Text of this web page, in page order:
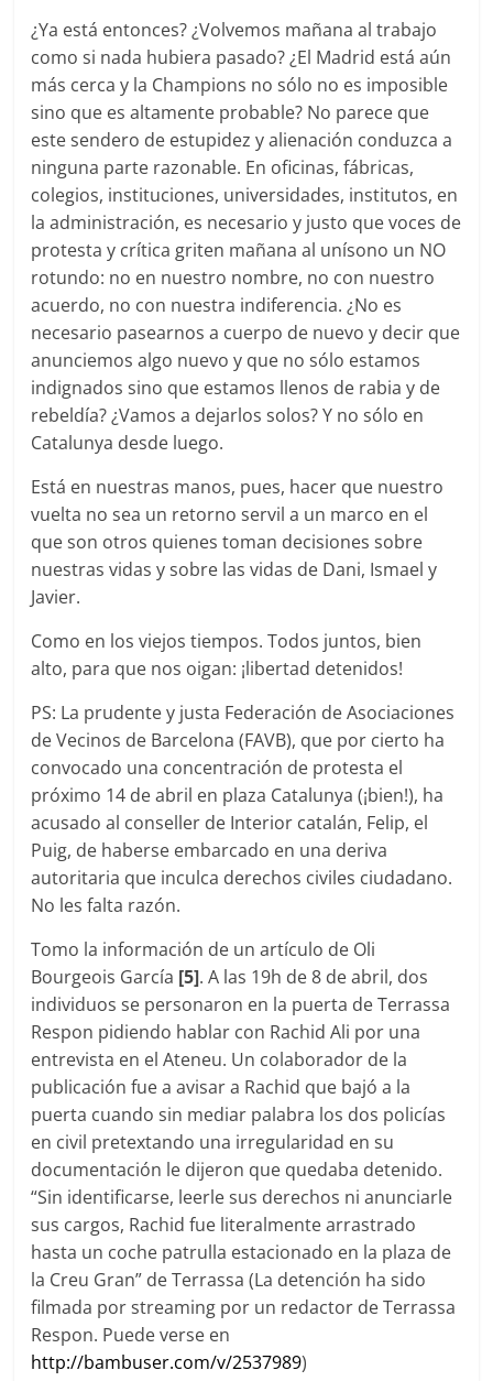
¿Ya está entonces? ¿Volvemos mañana al trabajo
como si nada hubiera pasado? ¿El Madrid está aún
más cerca y la Champions no sólo no es imposible
sino que es altamente probable? No parece que
este sendero de estupidez y alienación conduzca a
ninguna parte razonable. En oficinas, fábricas,
colegios, instituciones, universidades, institutos, en
la administración, es necesario y justo que voces de
protesta y crítica griten mañana al unísono un NO
rotundo: no en nuestro nombre, no con nuestro
acuerdo, no con nuestra indiferencia. ¿No es
necesario pasearnos a cuerpo de nuevo y decir que
anunciemos algo nuevo y que no sólo estamos
indignados sino que estamos llenos de rabia y de
rebeldía? ¿Vamos a dejarlos solos? Y no sólo en
Catalunya desde luego.
Está en nuestras manos, pues, hacer que nuestro
vuelta no sea un retorno servil a un marco en el
que son otros quienes toman decisiones sobre
nuestras vidas y sobre las vidas de Dani, Ismael y
Javier.
Como en los viejos tiempos. Todos juntos, bien
alto, para que nos oigan: ¡libertad detenidos!
PS: La prudente y justa Federación de Asociaciones
de Vecinos de Barcelona (FAVB), que por cierto ha
convocado una concentración de protesta el
próximo 14 de abril en plaza Catalunya (¡bien!), ha
acusado al conseller de Interior catalán, Felip, el
Puig, de haberse embarcado en una deriva
autoritaria que inculca derechos civiles ciudadano.
No les falta razón.
Tomo la información de un artículo de Oli
Bourgeois García [5]. A las 19h de 8 de abril, dos
individuos se personaron en la puerta de Terrassa
Respon pidiendo hablar con Rachid Ali por una
entrevista en el Ateneu. Un colaborador de la
publicación fue a avisar a Rachid que bajó a la
puerta cuando sin mediar palabra los dos policías
en civil pretextando una irregularidad en su
documentación le dijeron que quedaba detenido.
“Sin identificarse, leerle sus derechos ni anunciarle
sus cargos, Rachid fue literalmente arrastrado
hasta un coche patrulla estacionado en la plaza de
la Creu Gran” de Terrassa (La detención ha sido
filmada por streaming por un redactor de Terrassa
Respon. Puede verse en
http://bambuser.com/v/2537989)